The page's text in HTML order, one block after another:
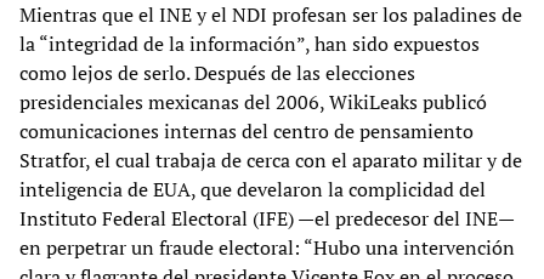
Mientras que el INE y el NDI profesan ser los paladines de
la “integridad de la información”, han sido expuestos
como lejos de serlo. Después de las elecciones
presidenciales mexicanas del 2006, WikiLeaks publicó
comunicaciones internas del centro de pensamiento
Stratfor, el cual trabaja de cerca con el aparato militar y de
inteligencia de EUA, que develaron la complicidad del
Instituto Federal Electoral (IFE) —el predecesor del INE—
en perpetrar un fraude electoral: “Hubo una intervención